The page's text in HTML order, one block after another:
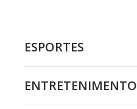
ESPORTES
ENTRETENIMENTO